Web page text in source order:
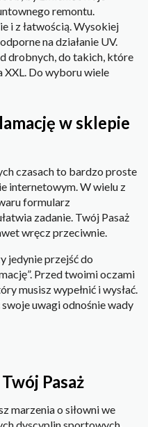
remontu.
i z łatwością. Wysokiej
na działanie UV.
drobnych, do takich, które
XXL. Do wyboru wiele
w sklepie
czasach to bardzo proste
internetowym. W wielu z
formularz
zadanie. Twój Pasaż
wręcz przeciwnie.
jedynie przejść do
Przed twoimi oczami
musisz wypełnić i wysłać.
uwagi odnośnie wady
Pasaż
marzenia o siłowni we
dyscyplin sportowych.